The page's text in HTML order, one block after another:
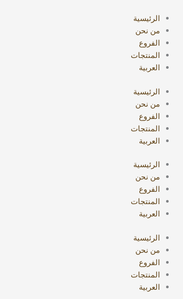
المحتوى
الرئيسية
من نحن
الفروع
المنتجات
العربية
الرئيسية
من نحن
الفروع
المنتجات
العربية
الرئيسية
من نحن
الفروع
المنتجات
العربية
الرئيسية
من نحن
الفروع
المنتجات
العربية